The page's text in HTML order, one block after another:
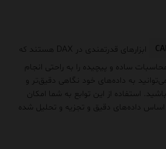
ابزارهای قدرتمندی در DAX هستند که
محاسبات ساده و پیچیده را به راحتی انجام
به داده‌های خود نگاهی دقیق‌تر و
استفاده از این توابع به شما امکان
داده‌های دقیق و تجزیه و تحلیل شده